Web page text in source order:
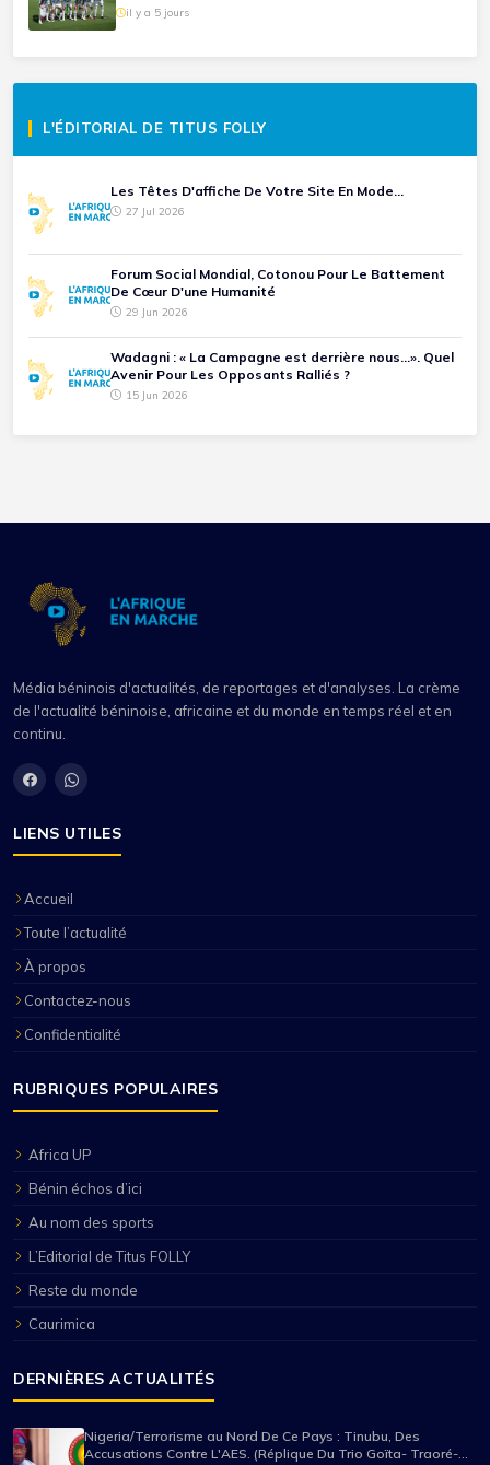
il y a 5 jours
L'ÉDITORIAL DE TITUS FOLLY
Les Têtes D'affiche De Votre Site En Mode...
27 Jul 2026
Forum Social Mondial, Cotonou Pour Le Battement
De Cœur D'une Humanité
29 Jun 2026
Wadagni : « La Campagne est derrière nous...». Quel
Avenir Pour Les Opposants Ralliés ?
15 Jun 2026
Média béninois d'actualités, de reportages et d'analyses. La crème
de l'actualité béninoise, africaine et du monde en temps réel et en
continu.
LIENS UTILES
Accueil
Toute l’actualité
À propos
Contactez-nous
Confidentialité
RUBRIQUES POPULAIRES
Africa UP
Bénin échos d’ici
Au nom des sports
L’Editorial de Titus FOLLY
Reste du monde
Caurimica
DERNIÈRES ACTUALITÉS
Nigeria/Terrorisme au Nord De Ce Pays : Tinubu, Des
Accusations Contre L'AES. (Réplique Du Trio Goïta- Traoré-